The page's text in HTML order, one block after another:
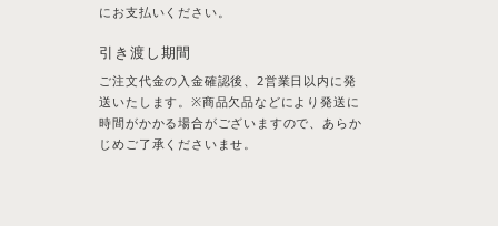
にお支払いください。
引き渡し期間
ご注文代金の入金確認後、2営業日以内に発
送いたします。※商品欠品などにより発送に
時間がかかる場合がございますので、あらか
じめご了承くださいませ。